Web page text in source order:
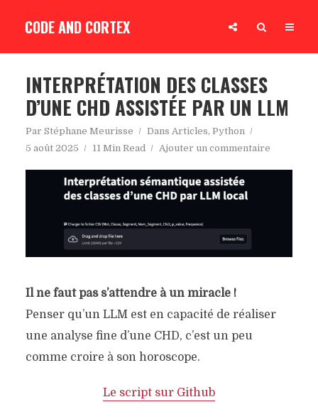
CODE AND CORTEX
INTERPRÉTATION DES CLASSES
D’UNE CHD ASSISTÉE PAR UN LLM
Par Stéphane Meurisse Dans Articles, Python
5 août 2025
11 Min Read Ajouter un commentaire
Il ne faut pas s’attendre à un miracle !
Penser qu’un LLM est en capacité de réaliser
une analyse fine d’une CHD, c’est un peu
comme croire à son horoscope.
Le script sur Github